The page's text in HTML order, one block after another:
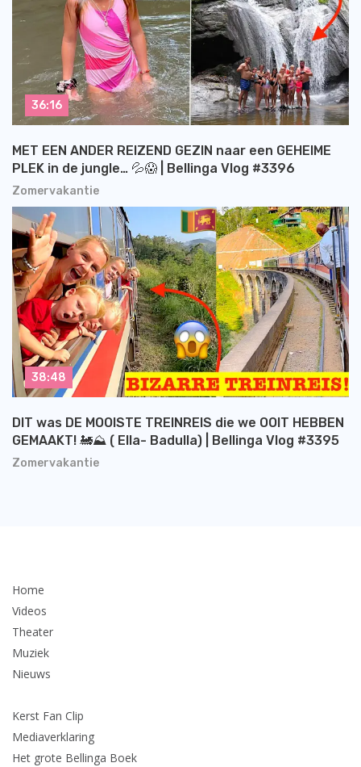
Zomervakantie
MET EEN ANDER REIZEND GEZIN naar een GEHEIME
PLEK in de jungle… 💦😱 | Bellinga Vlog #3396
36:16
Zomervakantie
DIT was DE MOOISTE TREINREIS die we OOIT HEBBEN
GEMAAKT! 🚂⛰️ ( Ella- Badulla) | Bellinga Vlog #3395
38:48
Home
Videos
Theater
Muziek
Nieuws
Kerst Fan Clip
Mediaverklaring
Het grote Bellinga Boek